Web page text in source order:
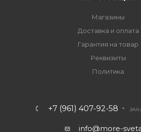
Магазины
Доставка и оплата
Гарантия на товар
Реквизиты
Политика
+7 (961) 407-92-58
info@more-